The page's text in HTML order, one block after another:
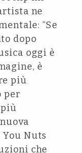
ne
“Se
dopo
oggi è
è
più
per
Nuts
che